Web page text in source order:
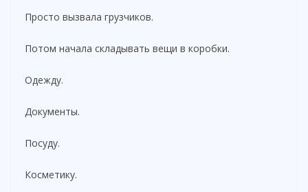
Просто вызвала грузчиков.
Потом начала складывать вещи в коробки.
Одежду.
Документы.
Посуду.
Косметику.